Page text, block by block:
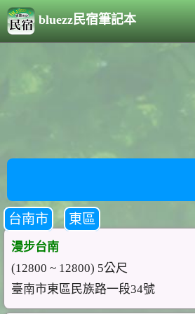
bluezz民宿筆記本
台南市 東區
漫步台南
(12800 ~ 12800) 5公尺
臺南市東區民族路一段34號